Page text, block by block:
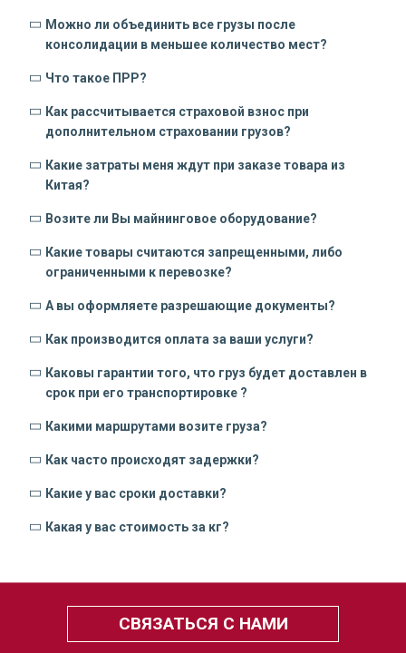
Можно ли объединить все грузы после
консолидации в меньшее количество мест?
Что такое ПРР?
Как рассчитывается страховой взнос при
дополнительном страховании грузов?
Какие затраты меня ждут при заказе товара из
Китая?
Возите ли Вы майнинговое оборудование?
Какие товары считаются запрещенными, либо
ограниченными к перевозке?
А вы оформляете разрешающие документы?
Как производится оплата за ваши услуги?
Каковы гарантии того, что груз будет доставлен в
срок при его транспортировке ?
Какими маршрутами возите груза?
Как часто происходят задержки?
Какие у вас сроки доставки?
Какая у вас стоимость за кг?
СВЯЗАТЬСЯ С НАМИ